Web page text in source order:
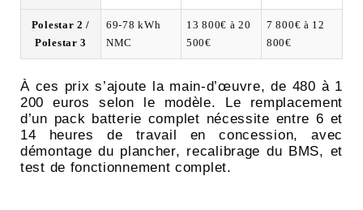
Polestar 2 /
Polestar 3
69-78 kWh
NMC
13 800€ à 20
500€
7 800€ à 12
800€
À ces prix s’ajoute la main-d’œuvre, de 480 à 1
200 euros selon le modèle. Le remplacement
d’un pack batterie complet nécessite entre 6 et
14 heures de travail en concession, avec
démontage du plancher, recalibrage du BMS, et
test de fonctionnement complet.